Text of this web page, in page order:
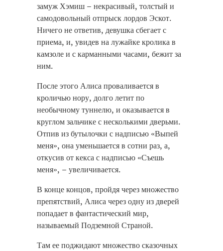
замуж Хэмиш – некрасивый, толстый и
самодовольный отпрыск лордов Эскот.
Ничего не ответив, девушка сбегает с
приема, и, увидев на лужайке кролика в
камзоле и с карманными часами, бежит за
ним.
После этого Алиса проваливается в
кроличью нору, долго летит по
необычному туннелю, и оказывается в
круглом зальчике с несколькими дверьми.
Отпив из бутылочки с надписью «Выпей
меня», она уменьшается в сотни раз, а,
откусив от кекса с надписью «Съешь
меня», – увеличивается.
В конце концов, пройдя через множество
препятствий, Алиса через одну из дверей
попадает в фантастический мир,
называемый Подземной Страной.
Там ее поджидают множество сказочных